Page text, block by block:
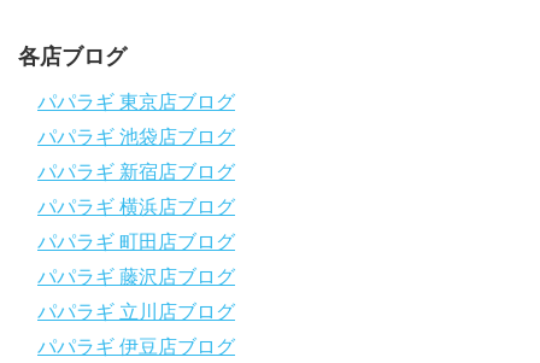
～～～～～～～～～～～～～～～～～～～～～～～～～～～～
1986年創業！国内最大規模のスキューバダイビングスクール。
徹底した安全管理と、国内トップクラスの初心者ダイビングライ
センス認定実績。
～～～～～～～～～～～～～～～～～～～～～～～～～～～～
【スマホで見れるWebマニュアル！】
パパラギ公式LINEにご登録の上、メニューから「動画資料」を
タップ！
↓↓↓↓↓↓こちら
↓↓↓↓↓↓
https://www.papalagi.co.jp/lp/line_registration/.
＿＿＿＿＿＿＿＿＿＿＿＿＿＿＿＿＿＿＿＿＿＿＿＿＿＿＿＿
各店ブログ
パパラギ 東京店ブログ
パパラギ 池袋店ブログ
パパラギ 新宿店ブログ
パパラギ 横浜店ブログ
パパラギ 町田店ブログ
パパラギ 藤沢店ブログ
パパラギ 立川店ブログ
パパラギ 伊豆店ブログ